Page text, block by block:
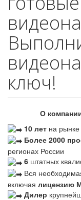
ключ!
О
10 лет на
Более 2000
регионах России
6 штатных
Вся
включая лицензию
Дилер